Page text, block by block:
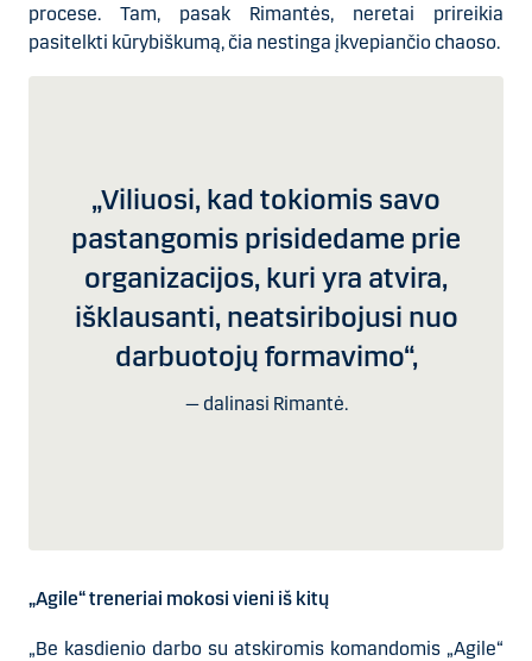
procese. Tam, pasak Rimantės, neretai prireikia
pasitelkti kūrybiškumą, čia nestinga įkvepiančio chaoso.
„Viliuosi, kad tokiomis savo
pastangomis prisidedame prie
organizacijos, kuri yra atvira,
išklausanti, neatsiribojusi nuo
darbuotojų formavimo“,
dalinasi Rimantė.
„Agile“ treneriai mokosi vieni iš kitų
„Be kasdienio darbo su atskiromis komandomis „Agile“